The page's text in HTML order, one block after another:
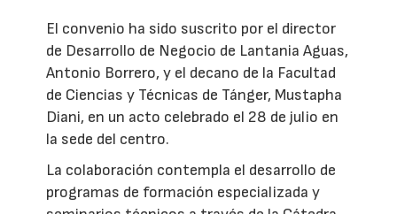
El convenio ha sido suscrito por el director
de Desarrollo de Negocio de Lantania Aguas,
Antonio Borrero, y el decano de la Facultad
de Ciencias y Técnicas de Tánger, Mustapha
Diani, en un acto celebrado el 28 de julio en
la sede del centro.
La colaboración contempla el desarrollo de
programas de formación especializada y